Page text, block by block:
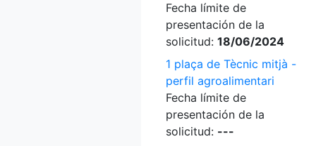
Fecha límite de
presentación de la
solicitud: 18/06/2024
1 plaça de Tècnic mitjà -
perfil agroalimentari
Fecha límite de
presentación de la
solicitud: ---